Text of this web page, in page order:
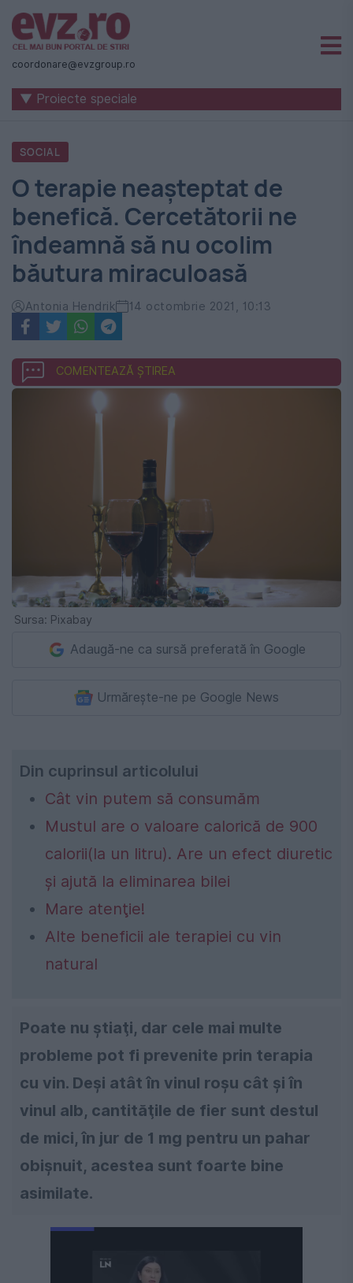
Știri
naționale
internaționale
România
-
Evenimentul
Zilei
coordonare@evzgroup.ro
▼ Proiecte speciale
SOCIAL
O terapie neaşteptat de
benefică. Cercetătorii ne
îndeamnă să nu ocolim
băutura miraculoasă
Antonia Hendrik 14 octombrie 2021, 10:13
COMENTEAZĂ ȘTIREA
Sursa: Pixabay
Adaugă-ne ca sursă preferată în Google
Urmărește-ne pe Google News
Din cuprinsul articolului
Cât vin putem să consumăm
Mustul are o valoare calorică de 900
calorii(la un litru). Are un efect diuretic
şi ajută la eliminarea bilei
Mare atenţie!
Alte beneficii ale terapiei cu vin
natural
Poate nu ştiaţi, dar cele mai multe
probleme pot fi prevenite prin terapia
cu vin. Deşi atât în vinul roşu cât şi în
vinul alb, cantităţile de fier sunt destul
de mici, în jur de 1 mg pentru un pahar
obişnuit, acestea sunt foarte bine
asimilate.